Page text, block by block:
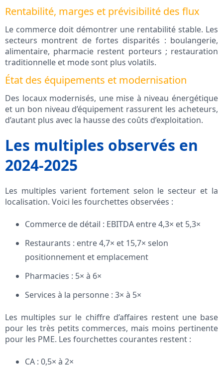
Rentabilité, marges et prévisibilité des flux
Le commerce doit démontrer une rentabilité stable. Les
secteurs montrent de fortes disparités : boulangerie,
alimentaire, pharmacie restent porteurs ; restauration
traditionnelle et mode sont plus volatils.
État des équipements et modernisation
Des locaux modernisés, une mise à niveau énergétique
et un bon niveau d’équipement rassurent les acheteurs,
d’autant plus avec la hausse des coûts d’exploitation.
Les multiples observés en
2024-2025
Les multiples varient fortement selon le secteur et la
localisation. Voici les fourchettes observées :
Commerce de détail : EBITDA entre 4,3× et 5,3×
Restaurants : entre 4,7× et 15,7× selon
positionnement et emplacement
Pharmacies : 5× à 6×
Services à la personne : 3× à 5×
Les multiples sur le chiffre d’affaires restent une base
pour les très petits commerces, mais moins pertinente
pour les PME. Les fourchettes courantes restent :
CA : 0,5× à 2×